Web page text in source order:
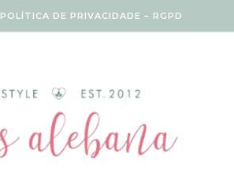
POLÍTICA DE PRIVACIDADE – RGPD